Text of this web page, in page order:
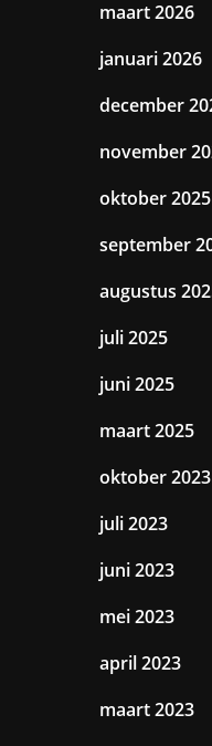
maart 2026
januari 2026
december
november
oktober 2025
september
augustus
juli 2025
juni 2025
maart 2025
oktober 2023
juli 2023
juni 2023
mei 2023
april 2023
maart 2023